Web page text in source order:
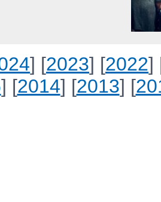
] [2023] [2022]
] [2014] [2013] [